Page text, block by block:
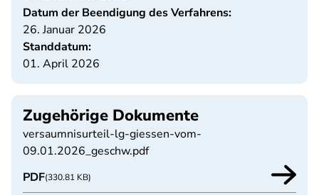
Datum der Beendigung des Verfahrens:
26. Januar 2026
Standdatum:
01. April 2026
Zugehörige Dokumente
versaumnisurteil-lg-giessen-vom-
09.01.2026_geschw.pdf
PDF(330.81 KB)